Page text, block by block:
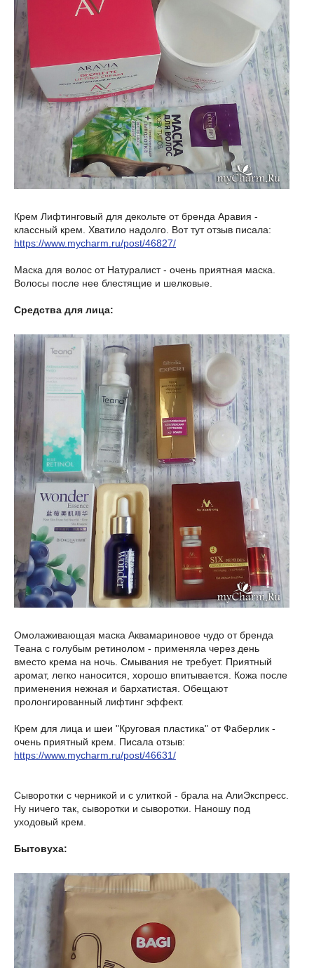
Крем Лифтинговый для декольте от бренда Аравия -
классный крем. Хватило надолго. Вот тут отзыв писала:
https://www.mycharm.ru/post/46827/
Маска для волос от Натуралист - очень приятная маска.
Волосы после нее блестящие и шелковые.
Средства для лица:
Омолаживающая маска Аквамариновое чудо от бренда
Теана с голубым ретинолом - применяла через день
вместо крема на ночь. Смывания не требует. Приятный
аромат, легко наносится, хорошо впитывается. Кожа после
применения нежная и бархатистая. Обещают
пролонгированный лифтинг эффект.
Крем для лица и шеи "Круговая пластика" от Фаберлик -
очень приятный крем. Писала отзыв:
https://www.mycharm.ru/post/46631/
Сыворотки с черникой и с улиткой - брала на АлиЭкспресс.
Ну ничего так, сыворотки и сыворотки. Наношу под
уходовый крем.
Бытовуха: